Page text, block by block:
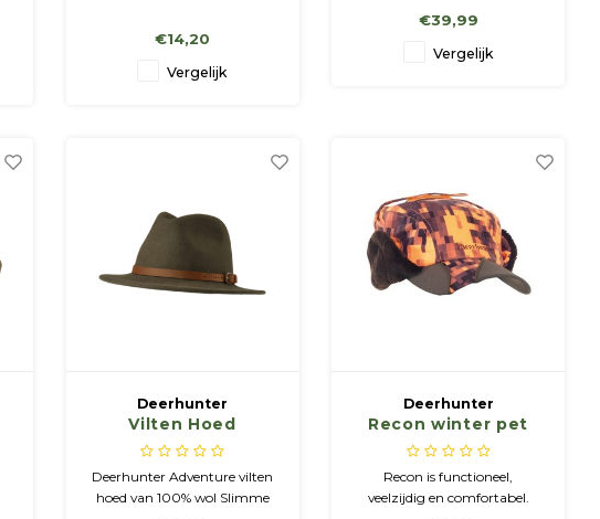
€14,20
Vergelijk
gepassioneerde jager. Deze
hoed biedt niet alleen
€39,99
Vergelijk
Deerhunter
Vilten Hoed
Adventure
Deerhunter Adventure vilten
hoed van 100% wol Slimme
Deerhunter
Recon winter pet
Recon is functioneel,
veelzijdig en comfortabel.